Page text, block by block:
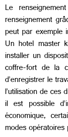
Le
renseignement
peut par exemple
Un hotel master
installer un
coffre-fort de la
d’enregistrer le
l’utilisation de ces
il est possible
économique,
modes